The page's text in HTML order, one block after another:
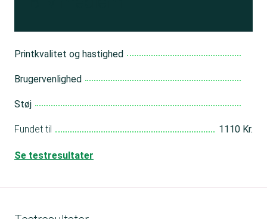
Printkvalitet og hastighed
Brugervenlighed
Støj
Fundet til 1110 Kr.
Se testresultater